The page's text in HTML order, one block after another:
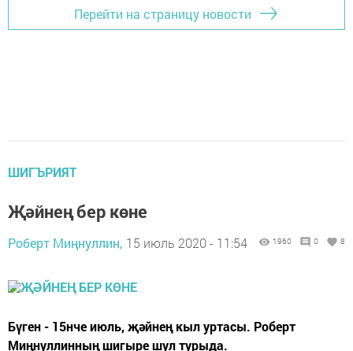
Перейти на страницу новости
ШИГЪРИЯТ
Җәйнең бер көне
Роберт Миңнуллин, 15 июль 2020 - 11:54 1960 0 8
Бүген - 15нче июль, җәйнең кыл уртасы. Роберт
Миңнуллинның шигыре шул турыда.